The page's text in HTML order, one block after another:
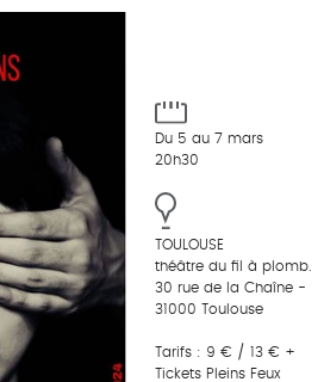
Du 5 au 7 mars
20h30
TOULOUSE
théâtre du fil à plomb.
30 rue de la Chaîne -
31000 Toulouse
Tarifs : 9 € / 13 € +
Tickets Pleins Feux